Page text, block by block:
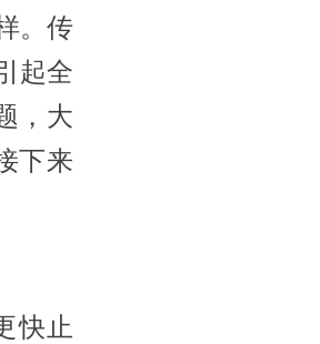
。传
起全
，大
下来
快止